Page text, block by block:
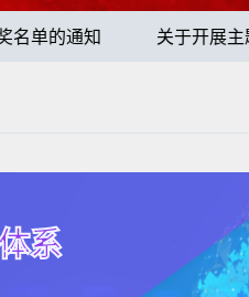
的通知 关于开展主题
系